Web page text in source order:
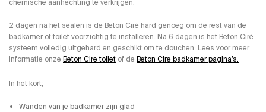
chemische aanhechting te verkrijgen.
2 dagen na het sealen is de Beton Ciré hard genoeg om de rest van de
badkamer of toilet voorzichtig te installeren. Na 6 dagen is het Beton Ciré
systeem volledig uitgehard en geschikt om te douchen. Lees voor meer
informatie onze Beton Cire toilet of de Beton Cire badkamer pagina’s.
In het kort;
Wanden van je badkamer zijn glad